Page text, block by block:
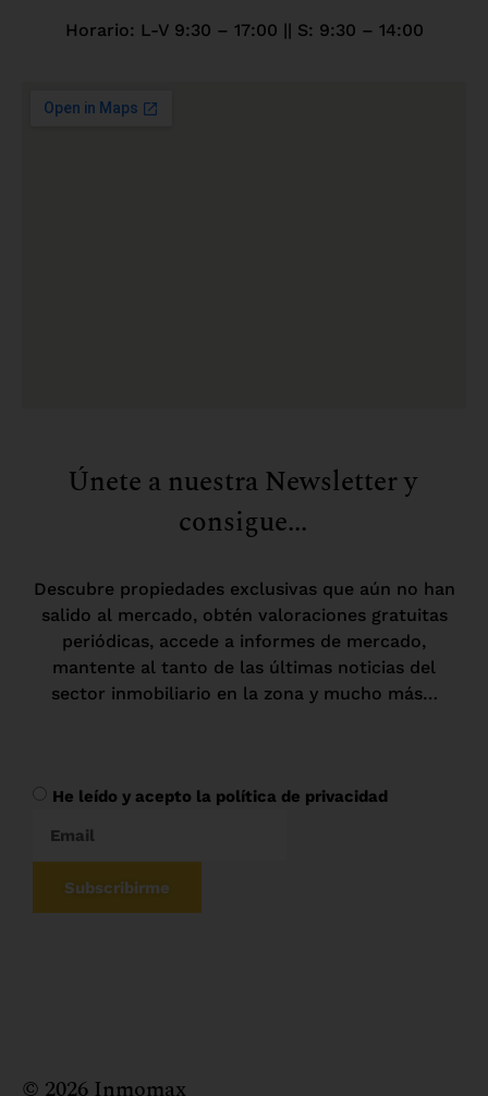
Horario: L-V 9:30 – 17:00 || S: 9:30 – 14:00
Únete a nuestra Newsletter y
consigue...
Descubre propiedades exclusivas que aún no han
salido al mercado, obtén valoraciones gratuitas
periódicas, accede a informes de mercado,
mantente al tanto de las últimas noticias del
sector inmobiliario en la zona y mucho más…
He leído y acepto la política de privacidad
Subscribirme